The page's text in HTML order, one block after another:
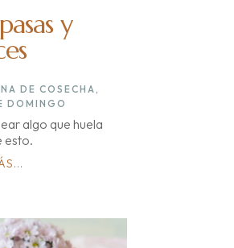
y
DE COSECHA
DOMINGO
algo que huela
esto.